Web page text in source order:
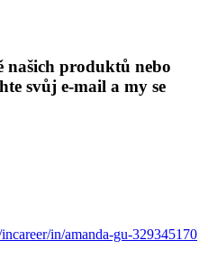
našich produktů nebo
svůj e-mail a my se